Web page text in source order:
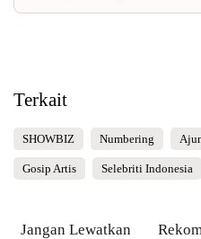
Terkait
SHOWBIZ Numbering
Gosip Artis Selebriti Indonesia
Jangan Lewatkan